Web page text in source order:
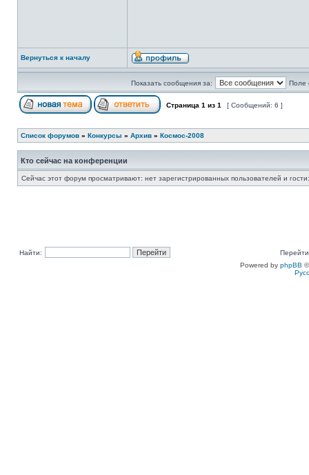
Вернуться к началу
Показать сообщения за: Поле
Страница 1 из 1 [ Сообщений: 6 ]
Список форумов » Конкурсы » Архив » Космос-2008
Кто сейчас на конференции
Сейчас этот форум просматривают: нет зарегистрированных пользователей и
Найти:
Powered by phpBB